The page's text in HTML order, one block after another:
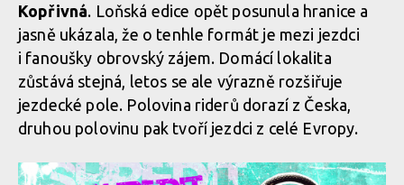
Kopřivná. Loňská edice opět posunula hranice a
jasně ukázala, že o tenhle formát je mezi jezdci
i fanoušky obrovský zájem. Domácí lokalita
zůstává stejná, letos se ale výrazně rozšiřuje
jezdecké pole. Polovina riderů dorazí z Česka,
druhou polovinu pak tvoří jezdci z celé Evropy.